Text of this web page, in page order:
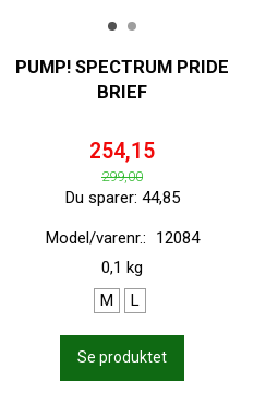
PUMP! SPECTRUM PRIDE
BRIEF
254,15
299,00
Du sparer: 44,85
Model/varenr.:
12084
0,1 kg
M
L
Se produktet